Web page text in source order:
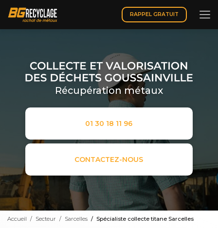
contenu
principal
RAPPEL GRATUIT
Récupération métaux
01 30 18 11 96
CONTACTEZ-NOUS
Accueil Secteur Sarcelles Spécialiste collecte titane Sarcelles